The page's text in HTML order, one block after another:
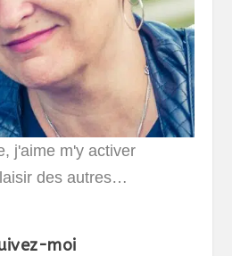
j'aime m'y activer
des autres…
moi